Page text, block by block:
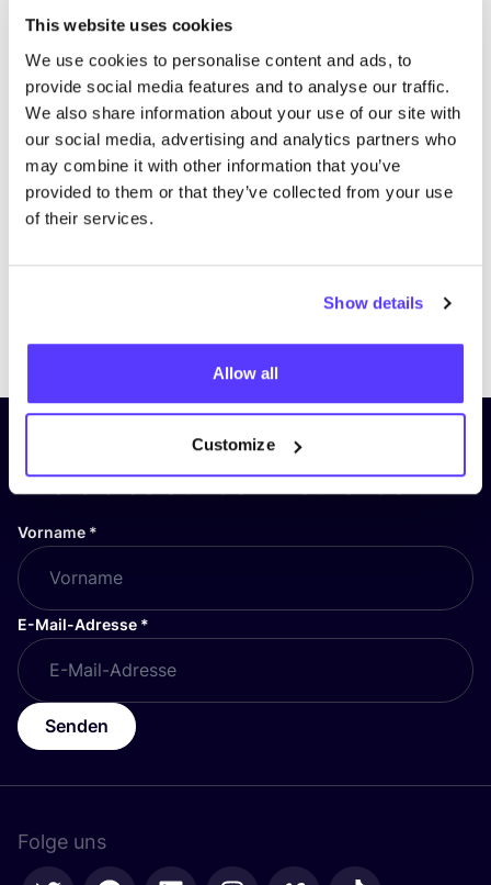
This website uses cookies
We use cookies to personalise content and ads, to
provide social media features and to analyse our traffic.
We also share information about your use of our site with
our social media, advertising and analytics partners who
may combine it with other information that you’ve
provided to them or that they’ve collected from your use
of their services.
Show details
Allow all
Customize
Abonniere unseren Newsletter
und bleibe auf dem Laufenden!
Vorname *
E-Mail-Adresse *
Senden
Folge uns